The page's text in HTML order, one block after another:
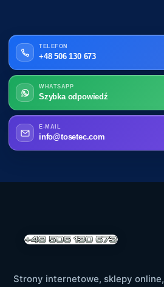
TELEFON
+48 506 130 673
WHATSAPP
Szybka odpowiedź
E-MAIL
info@tosetec.com
Strony internetowe, sklepy online,